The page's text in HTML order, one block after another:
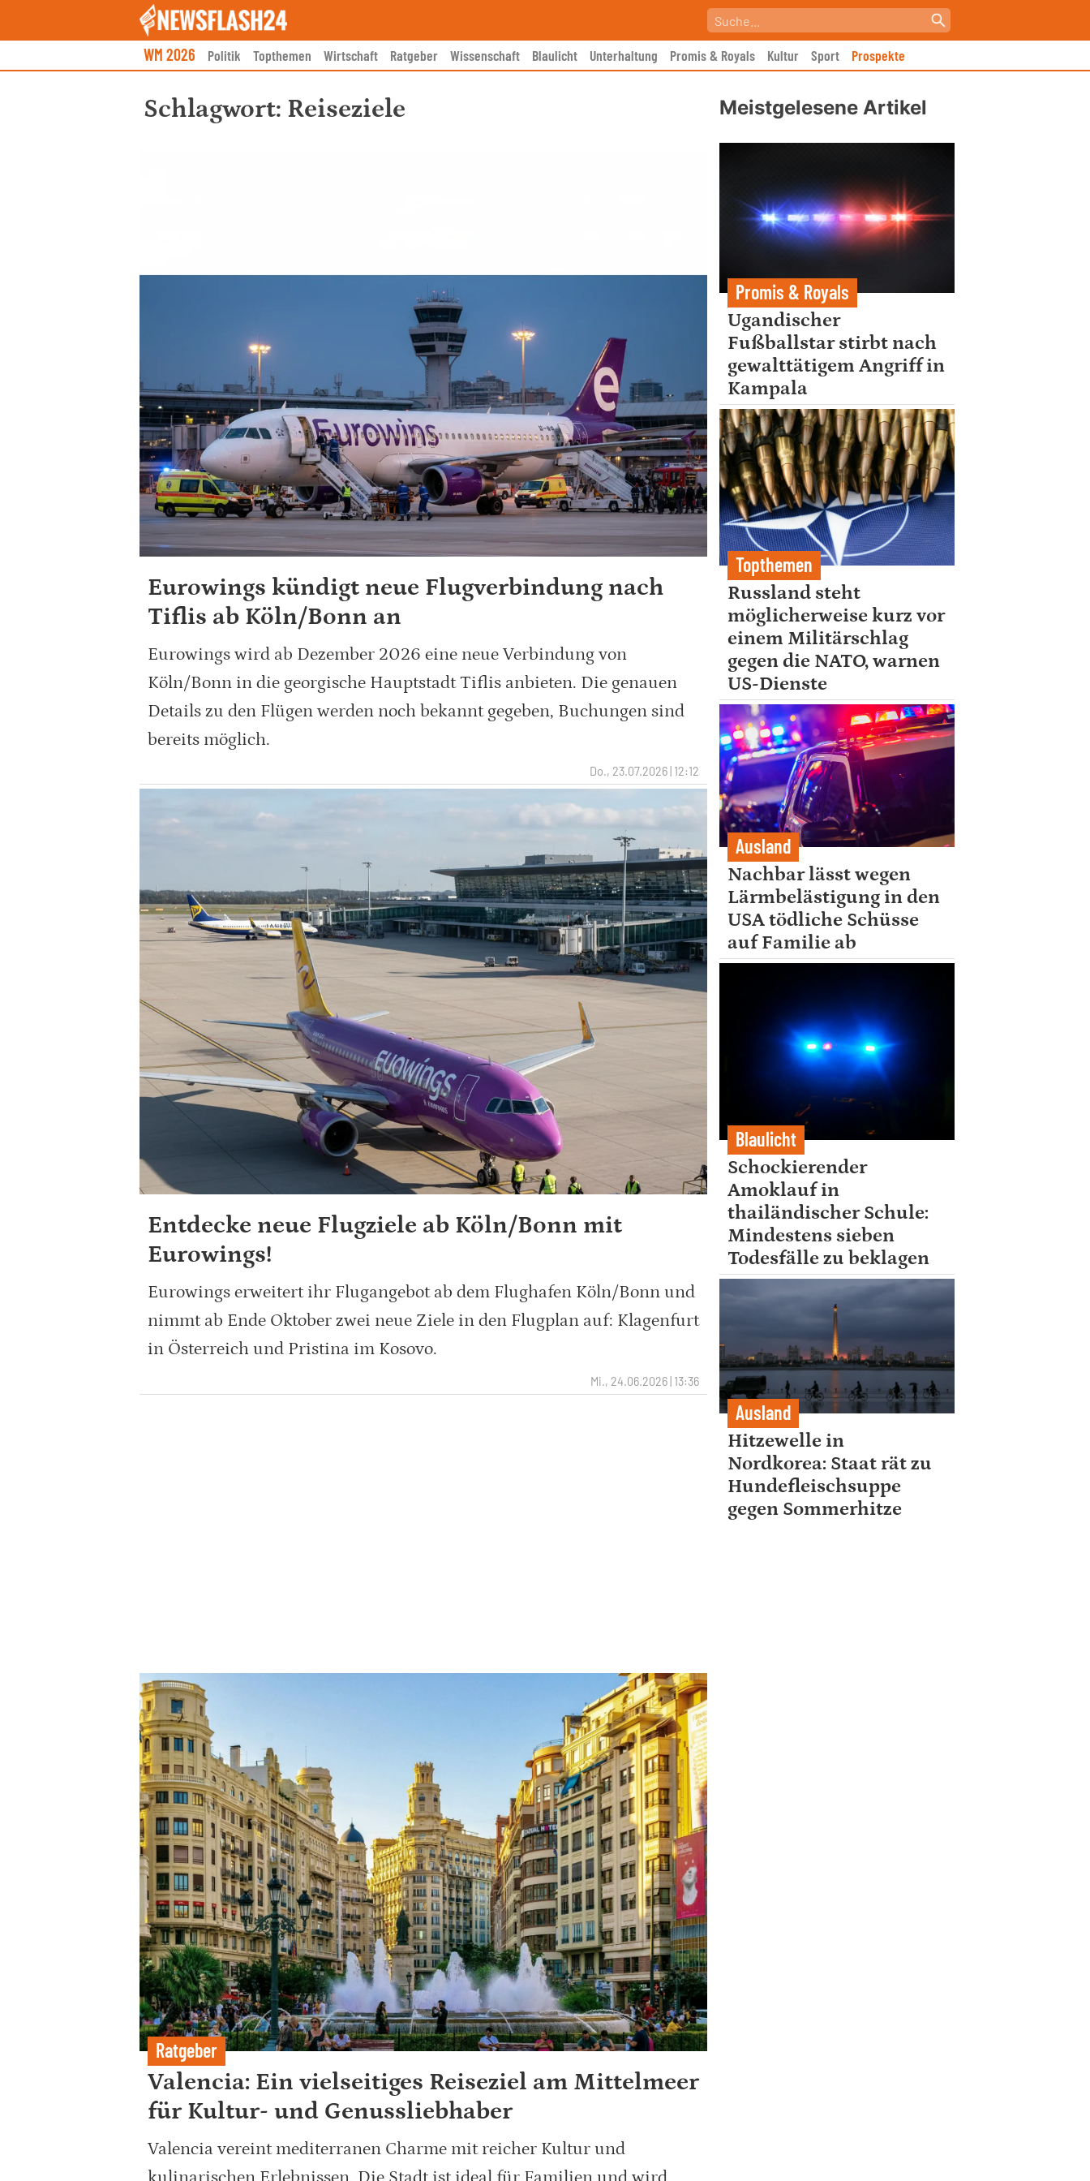
WM 2026 Politik Topthemen Wirtschaft Ratgeber Wissenschaft Blaulicht Unterhaltung Promis & Royals Kultur Sport Prospekte
Schlagwort: Reiseziele
Eurowings kündigt neue Flugverbindung nach
Tiflis ab Köln/Bonn an
Eurowings wird ab Dezember 2026 eine neue Verbindung von
Köln/Bonn in die georgische Hauptstadt Tiflis anbieten. Die genauen
Details zu den Flügen werden noch bekannt gegeben, Buchungen sind
bereits möglich.
Do., 23.07.2026 | 12:12
Entdecke neue Flugziele ab Köln/Bonn mit
Eurowings!
Eurowings erweitert ihr Flugangebot ab dem Flughafen Köln/Bonn und
nimmt ab Ende Oktober zwei neue Ziele in den Flugplan auf: Klagenfurt
in Österreich und Pristina im Kosovo.
Mi., 24.06.2026 | 13:36
Ratgeber
Valencia: Ein vielseitiges Reiseziel am Mittelmeer
für Kultur- und Genussliebhaber
Valencia vereint mediterranen Charme mit reicher Kultur und
Meistgelesene Artikel
Promis & Royals
Ugandischer
Fußballstar stirbt nach
gewalttätigem Angriff in
Kampala
Topthemen
Russland steht
möglicherweise kurz vor
einem Militärschlag
gegen die NATO, warnen
US-Dienste
Ausland
Nachbar lässt wegen
Lärmbelästigung in den
USA tödliche Schüsse
auf Familie ab
Blaulicht
Schockierender
Amoklauf in
thailändischer Schule:
Mindestens sieben
Todesfälle zu beklagen
Ausland
Hitzewelle in
Nordkorea: Staat rät zu
Hundefleischsuppe
gegen Sommerhitze